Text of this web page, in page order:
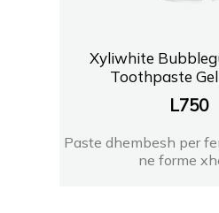
Xyliwhite
Toothpaste
L750
Paste dhembesh per
ne forme